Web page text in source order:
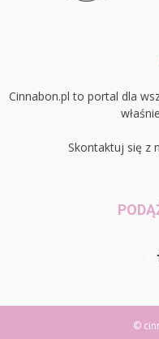
Cinnabon.pl to portal dla
Skontaktuj się z
©